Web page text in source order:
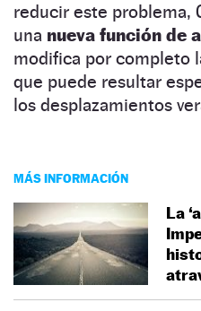
reducir este problema,
una nueva función de
modifica por completo
que puede resultar
los desplazamientos
MÁS INFORMACIÓN
La